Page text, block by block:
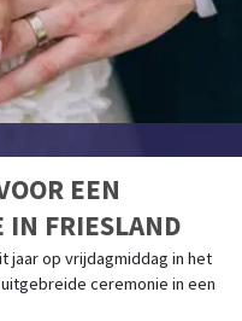
EEN
IN FRIESLAND
jaar op vrijdagmiddag in het
ceremonie in een